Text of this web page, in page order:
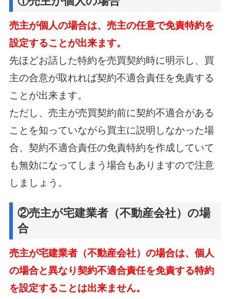
売主が個人の場合は、売主の任意で免責特約を
設定することが出来ます。
先ほどお話した特約を売買契約時に明示し、買
主の合意が取れれば契約不適合責任を免責する
ことが出来ます。
ただし、売主が売買契約前に契約不適合がある
ことを知っていながら買主に説明しなかった場
合、 契約不適合責任の免責特約を作成していて
も無効になってしまう場合もありますので注意
しましょう。
②売主が宅建業者（不動産会社）の場
合
売主が宅建業者（不動産会社）の場合は、 個人
の場合と異なり契約不適合責任を免責する特約
を設定することは出来ません。